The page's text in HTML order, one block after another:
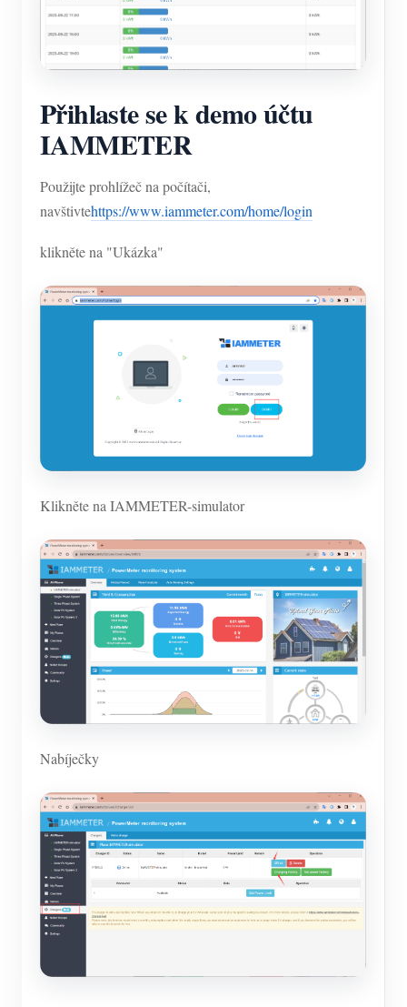
Přihlaste se k demo účtu
IAMMETER
Použijte prohlížeč na počítači,
navštivtehttps://www.iammeter.com/home/login
klikněte na "Ukázka"
Klikněte na IAMMETER-simulator
Nabíječky